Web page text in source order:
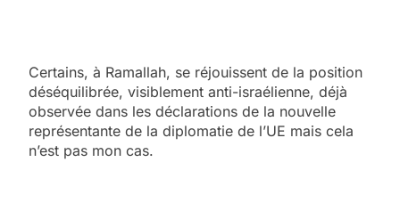
Certains, à Ramallah, se réjouissent de la position
déséquilibrée, visiblement anti-israélienne, déjà
observée dans les déclarations de la nouvelle
représentante de la diplomatie de l’UE mais cela
n’est pas mon cas.